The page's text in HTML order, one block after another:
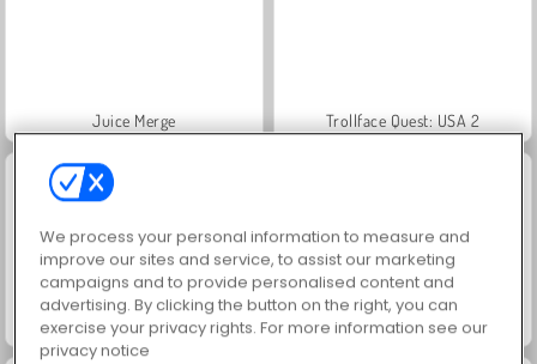
Juice Merge Trollface Quest: USA 2
Masha and the Bear: Meadows Scala 40
We process your personal information to measure and
improve our sites and service, to assist our marketing
campaigns and to provide personalised content and
advertising. By clicking the button on the right, you can
exercise your privacy rights. For more information see our
privacy notice